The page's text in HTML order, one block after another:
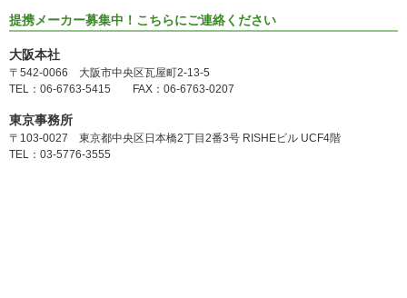
提携メーカー募集中！こちらにご連絡ください
大阪本社
〒542-0066 大阪市中央区瓦屋町2-13-5
TEL：06-6763-5415 FAX：06-6763-0207
東京事務所
〒103-0027 東京都中央区日本橋2丁目2番3号 RISHEビル UCF4階
TEL：03-5776-3555